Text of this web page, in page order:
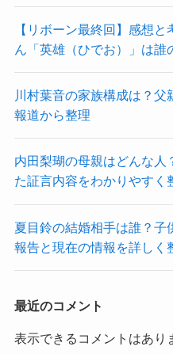
【リボーン最終回】感想
ん「英雄（ひでお）」は誰
川村葉音の家族構成は？
報道から整理
内田梨瑚の母親はどんな人
た証言内容をわかりやすく
夏目鈴の結婚相手は誰？子
報告と現在の情報を詳しく
最近のコメント
表示できるコメントはあり